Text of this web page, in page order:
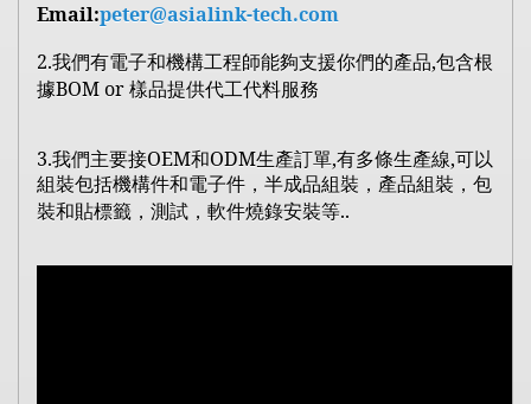
Email:peter@asialink-tech.com
2.我們有電子和機構工程師能夠支援你們的產品,包含根
據BOM or樣品提供代工代料服務
3.我們主要接OEM和ODM生產訂單,有多條生產線,可以
組裝包括機構件和電子件，半成品組裝，產品組裝，包
裝和貼標籤，測試，軟件燒錄安裝等..